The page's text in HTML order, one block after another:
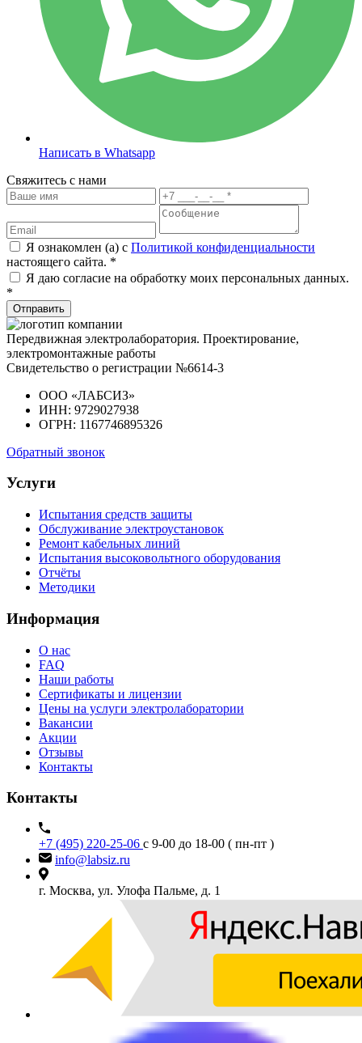
Написать в Whatsapp
Свяжитесь с нами
Я ознакомлен (а) с Политикой конфиденциальности
настоящего сайта. *
Я даю согласие на обработку моих персональных данных.
*
Отправить
Передвижная электролаборатория. Проектирование,
электромонтажные работы
Свидетельство о регистрации №6614-3
ООО «ЛАБСИЗ»
ИНН: 9729027938
ОГРН: 1167746895326
Обратный звонок
Услуги
Испытания средств защиты
Обслуживание электроустановок
Ремонт кабельных линий
Испытания высоковольтного оборудования
Отчёты
Методики
Информация
О нас
FAQ
Наши работы
Сертификаты и лицензии
Цены на услуги электролаборатории
Вакансии
Акции
Отзывы
Контакты
Контакты
+7 (495) 220-25-06 с 9-00 до 18-00 ( пн-пт )
info@labsiz.ru
г. Москва, ул. Улофа Пальме, д. 1